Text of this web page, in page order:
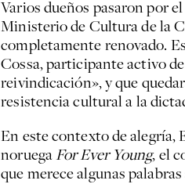
Varios dueños pasaron por
Ministerio de Cultura de la
completamente renovado.
Cossa, participante activo
reivindicación», y que
resistencia cultural a la
En este contexto de alegría,
noruegaFor Ever Young, el
que merece algunas